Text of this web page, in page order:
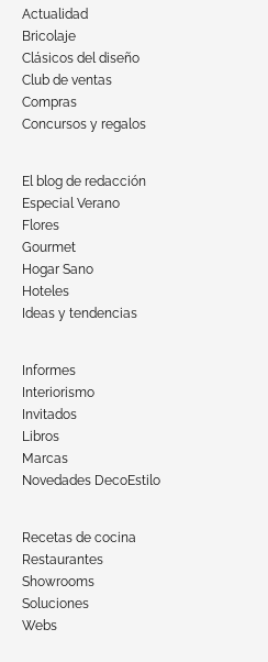
Actualidad
Bricolaje
Clásicos del diseño
Club de ventas
Compras
Concursos y regalos
El blog de redacción
Especial Verano
Flores
Gourmet
Hogar Sano
Hoteles
Ideas y tendencias
Informes
Interiorismo
Invitados
Libros
Marcas
Novedades DecoEstilo
Recetas de cocina
Restaurantes
Showrooms
Soluciones
Webs